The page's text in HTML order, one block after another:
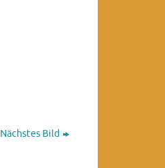
Nächstes Bild